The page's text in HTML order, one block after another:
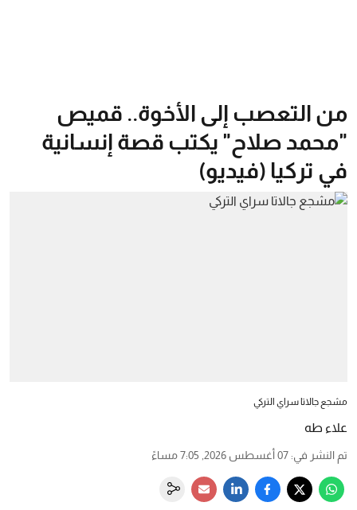
من التعصب إلى الأخوة.. قميص
"محمد صلاح" يكتب قصة إنسانية
في تركيا (فيديو)
مشجع جالاتا سراي التركي
علاء طه
تم النشر في: 07 أغسطس 2026, 7:05 مساءً